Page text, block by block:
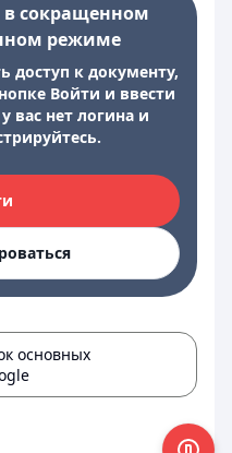
в сокращенном
режиме
доступ к документу,
Войти и ввести
вас нет логина и
основных